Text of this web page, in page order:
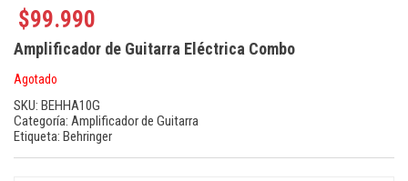
$99.990
Amplificador de Guitarra Eléctrica Combo
Agotado
SKU: BEHHA10G
Categoría: Amplificador de Guitarra
Etiqueta: Behringer